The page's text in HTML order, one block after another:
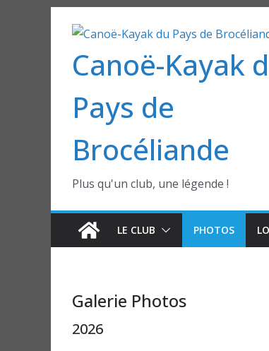
contenuCanoë-Kayak
Pays de
Brocéliande
Plus qu'un club, une légende !
LE CLUB PHOTOS
Galerie Photos
2026